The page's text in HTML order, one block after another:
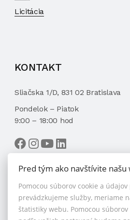
Licitácia
KONTAKT
Sliačska 1/D, 831 02 Bratislava
Pondelok – Piatok
9:00 – 18:00 hod
VYBRAŤ MAKLÉRA
Pred tým ako navštívite
Pomocou súborov cookie a
prevádzkujeme služby, meriame
štatistiky webu. Pomocou